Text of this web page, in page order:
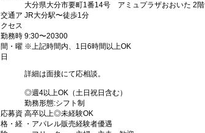
大分県大分市要町1番14号 アミュプラザおおいた 2階
交通ア
クセス
JR大分駅〜徒歩1分
勤務時
間・曜
日
9:30〜20300
※上記時間内、1日6時間以上OK
詳細は面接にて応相談。
◎週4以上OK（土日祝日含む）
勤務形態:シフト制
応募資
格・経
高卒以上◎未経験OK
・アパレル販売経験者優遇